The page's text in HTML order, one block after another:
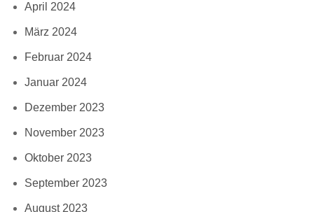
April 2024
März 2024
Februar 2024
Januar 2024
Dezember 2023
November 2023
Oktober 2023
September 2023
August 2023